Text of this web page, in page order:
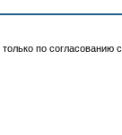
по согласованию